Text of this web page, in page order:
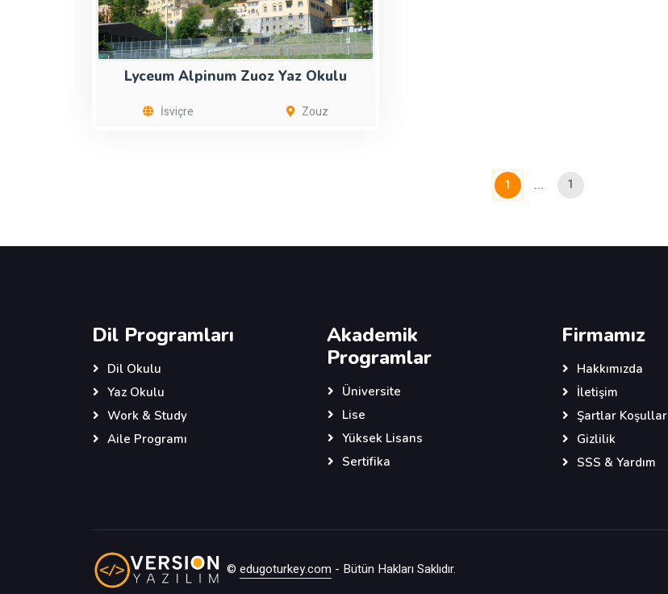
Lyceum Alpinum Zuoz Yaz Okulu
İsviçre Zouz
1 ... 1
Dil Programları
Dil Okulu
Yaz Okulu
Work & Study
Aile Programı
Akademik
Programlar
Üniversite
Lise
Yüksek Lisans
Sertifika
Firmamız
Hakkımızda
İletişim
Şartlar Koşullar
Gizlilik
SSS & Yardım
© edugoturkey.com - Bütün Hakları Saklıdır.